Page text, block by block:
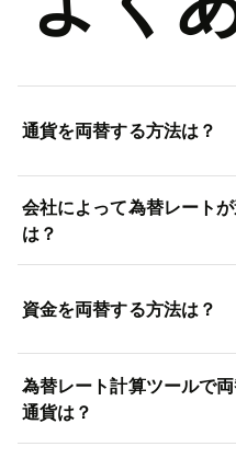
通貨を両替する方法は？
会社によって為替レート
は？
資金を両替する方法は？
為替レート計算ツールで
通貨は？